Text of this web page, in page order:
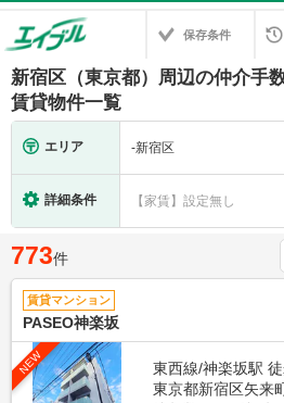
保存条件
新宿区（東京都）周辺の仲介手
賃貸物件一覧
エリア -新宿区
詳細条件 【家賃】設定無し
773件
賃貸マンション
PASEO神楽坂
NEW
東西線/神楽坂駅
東京都新宿区矢来